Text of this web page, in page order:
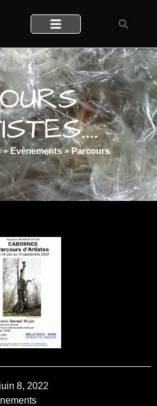
» Evènements» Parcours
juin 8, 2022